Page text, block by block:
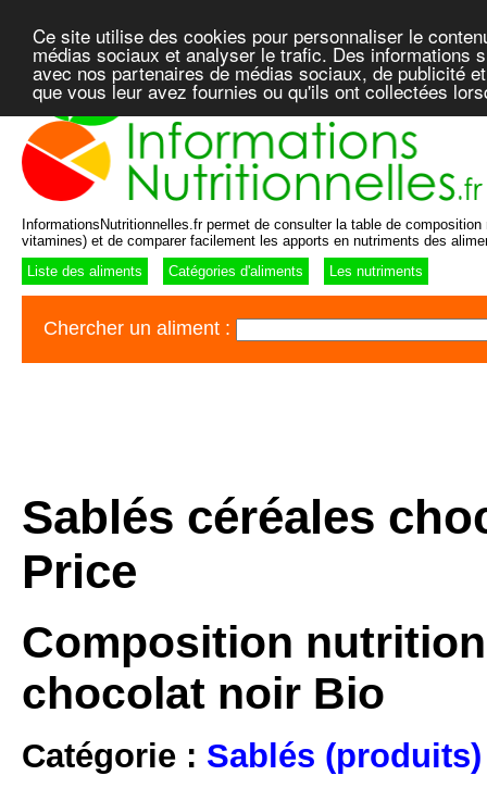
Ce site utilise des cookies pour personnaliser le
médias sociaux et analyser le trafic. Des informations
avec nos partenaires de médias sociaux, de publicité
que vous leur avez fournies ou qu'ils ont collectées
InformationsNutritionnelles.fr permet de consulter la table de
vitamines) et de comparer facilement les apports en nutriments des
Liste des aliments
Catégories d'aliments Les nutriments
Chercher un aliment :
Sablés céréales
Price
Composition
chocolat noir Bio
Catégorie : Sablés (produits)